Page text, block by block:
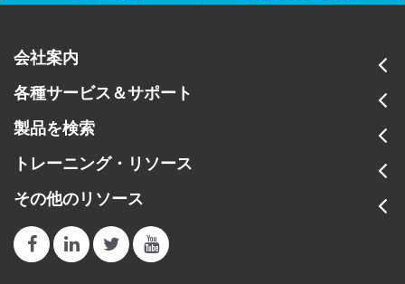
会社案内
各種サービス＆サポート
製品を検索
トレーニング・リソース
その他のリソース